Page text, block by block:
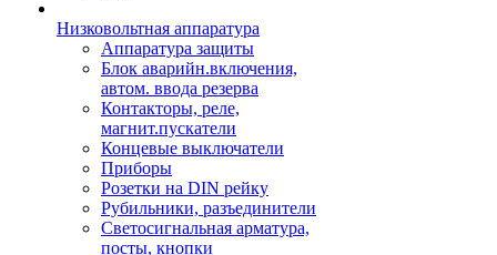
Низковольтная аппаратура
Аппаратура защиты
Блок аварийн.включения,
автом. ввода резерва
Контакторы, реле,
магнит.пускатели
Концевые выключатели
Приборы
Розетки на DIN рейку
Рубильники, разъединители
Светосигнальная арматура,
посты, кнопки